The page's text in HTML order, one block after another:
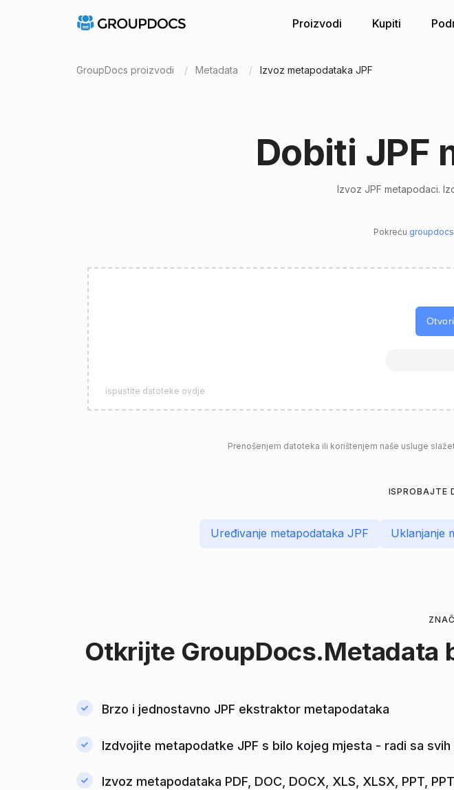
Proizvodi Kupiti
GroupDocs proizvodi Metadata Izvoz metapodataka JPF
Dobiti JPF
Izvoz JPF metapodaci.
Pokreću
ispustite datoteke ovdje
Prenošenjem datoteka ili korištenjem naše usluge
ISPROBAJTE
Uređivanje metapodataka JPF Uklanjanje
Otkrijte GroupDocs.Metadata
Brzo i jednostavno JPF ekstraktor metapodataka
Izdvojite metapodatke JPF s bilo kojeg mjesta - radi sa
Izvoz metapodataka PDF, DOC, DOCX, XLS, XLSX, PPT,